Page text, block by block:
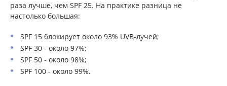
раза лучше, чем SPF 25. На практике разница не
настолько большая:
SPF 15 блокирует около 93% UVB-лучей;
SPF 30 - около 97%;
SPF 50 - около 98%;
SPF 100 - около 99%.